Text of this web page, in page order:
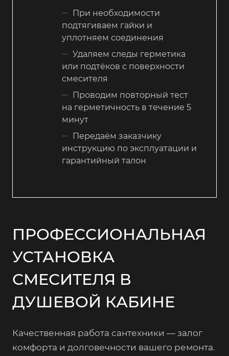
При необходимости
подтягиваем гайки и
уплотняем соединения
Удаляем следы герметика
или подтёков с поверхности
смесителя
Проводим повторный тест
на герметичность в течение 5
минут
Передаём заказчику
инструкцию по эксплуатации и
гарантийный талон
ПРОФЕССИОНАЛЬНАЯ
УСТАНОВКА
СМЕСИТЕЛЯ В
ДУШЕВОЙ КАБИНЕ
Качественная работа сантехники — залог
комфорта и долговечности вашего ремонта.